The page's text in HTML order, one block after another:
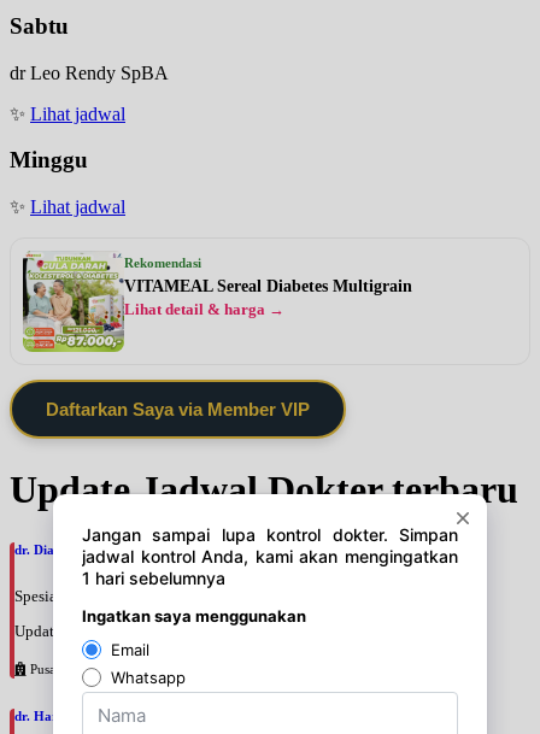
Sabtu
dr Leo Rendy SpBA
✨ Lihat jadwal
Minggu
✨ Lihat jadwal
Rekomendasi
VITAMEAL Sereal Diabetes Multigrain
Lihat detail & harga →
Daftarkan Saya via Member VIP
Update Jadwal Dokter terbaru
dr. Dian Larasati, SpJP
Spesialis: Jantung
Update terakhir: 2026-08-07 12:58:55
Pusat Pertamina
dr. Hary Sakti Mulyawan, SpJP